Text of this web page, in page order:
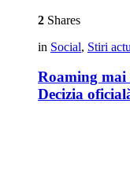
2 Shares
in Social, Stiri
Roaming
Decizia